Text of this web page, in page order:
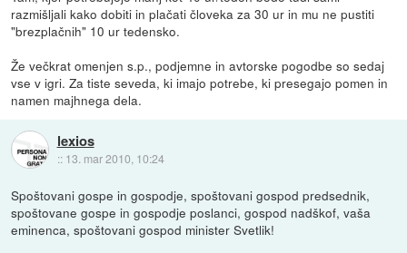
razmišljali kako dobiti in plačati človeka za 30 ur in mu ne pustiti
"brezplačnih" 10 ur tedensko.
Že večkrat omenjen s.p., podjemne in avtorske pogodbe so sedaj
vse v igri. Za tiste seveda, ki imajo potrebe, ki presegajo pomen in
namen majhnega dela.
lexios
:: 13. mar 2010, 10:24
Spoštovani gospe in gospodje, spoštovani gospod predsednik,
spoštovane gospe in gospodje poslanci, gospod nadškof, vaša
eminenca, spoštovani gospod minister Svetlik!